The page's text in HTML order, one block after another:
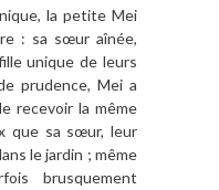
la petite Mei
: sa sœur aînée,
unique de leurs
prudence, Mei a
recevoir la même
que sa sœur, leur
le jardin ; même
brusquement